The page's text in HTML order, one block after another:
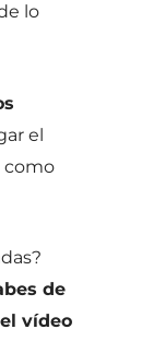
lo
el
como
de
vídeo